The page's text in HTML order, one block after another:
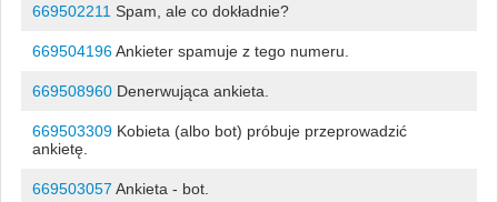
669502211 Spam, ale co dokładnie?
669504196Ankieter spamuje z tego numeru.
669508960Denerwująca ankieta.
669503309Kobieta (albo bot) próbuje przeprowadzić
ankietę.
669503057 Ankieta - bot.